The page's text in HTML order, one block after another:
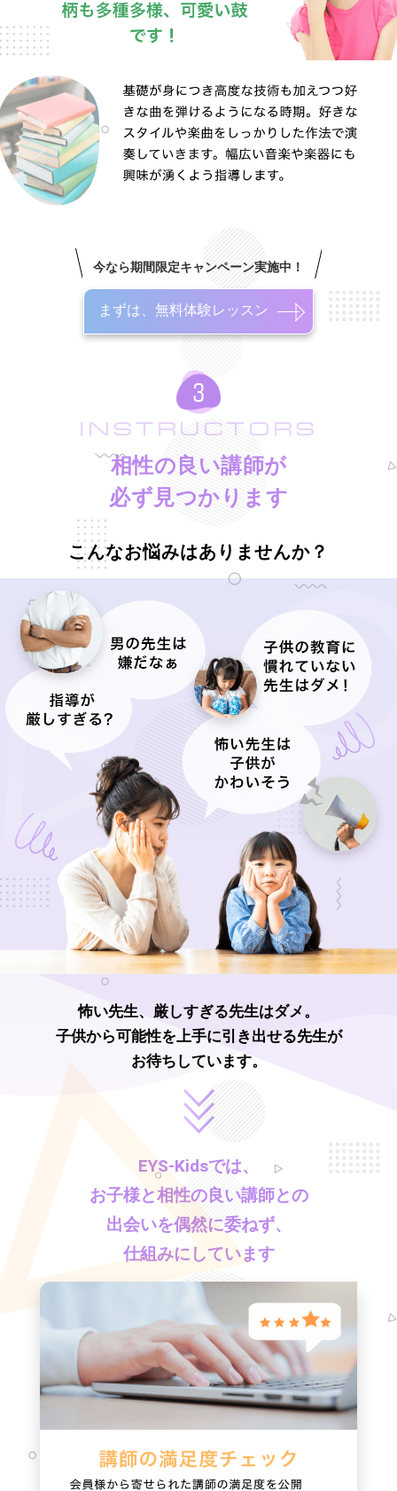
今なら期間限定キャンペーン実施中！
まずは、無料体験レッスン
INSTRUCTORS
相性の良い講師が
必ず見つかります
こんなお悩みはありませんか？
怖い先生、厳しすぎる先生はダメ。
子供から可能性を上手に引き出せる先生が
お待ちしています。
EYS-Kidsでは、
お子様と相性の良い講師との
出会いを偶然に委ねず、
仕組みにしています